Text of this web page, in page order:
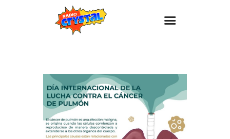
Estaciones
Eventos
Promociones
Noticias